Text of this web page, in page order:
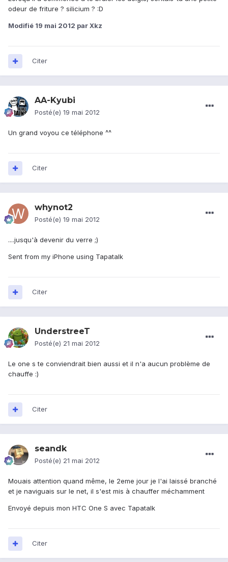
odeur de friture ? silicium ? :D
Modifié 19 mai 2012 par Xkz
Citer
AA-Kyubi
Posté(e) 19 mai 2012
Un grand voyou ce téléphone ^^
Citer
whynot2
Posté(e) 19 mai 2012
....jusqu'à devenir du verre ;)
Sent from my iPhone using Tapatalk
Citer
UnderstreeT
Posté(e) 21 mai 2012
Le one s te conviendrait bien aussi et il n'a aucun problème de
chauffe :)
Citer
seandk
Posté(e) 21 mai 2012
Mouais attention quand même, le 2eme jour je l'ai laissé branché
et je naviguais sur le net, il s'est mis à chauffer méchamment
Envoyé depuis mon HTC One S avec Tapatalk
Citer